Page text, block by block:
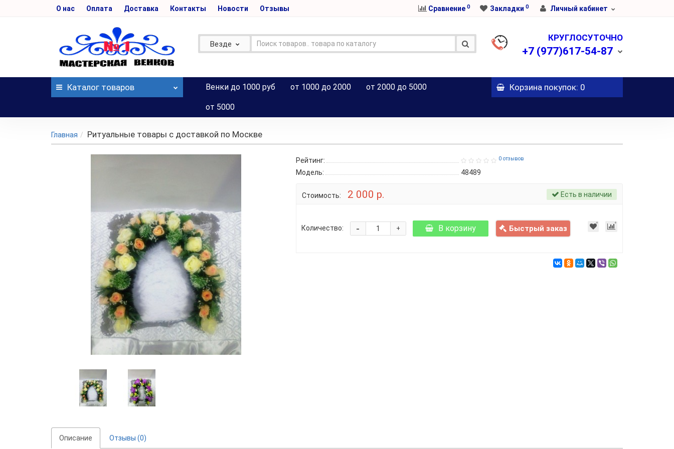
О нас Оплата Доставка Контакты Новости Отзывы Сравнение 0 Закладки 0 Личный кабинет
Везде
КРУГЛОСУТОЧНО
+7 (977)617-54-87
Каталог товаров Венки до 1000 руб от 1000 до 2000 от 2000 до 5000
от 5000
Корзинапокупок: 0
Главная Ритуальные товары с доставкой по Москве
Рейтинг: 0 отзывов
Модель: 48489
Стоимость: 2 000 р. Есть в наличии
Количество: +
- В корзину Быстрый заказ
Описание Отзывы (0)